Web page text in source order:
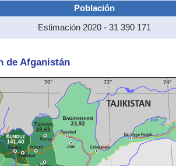
Población
Estimación 2020 - 31 390 171
de Afganistán